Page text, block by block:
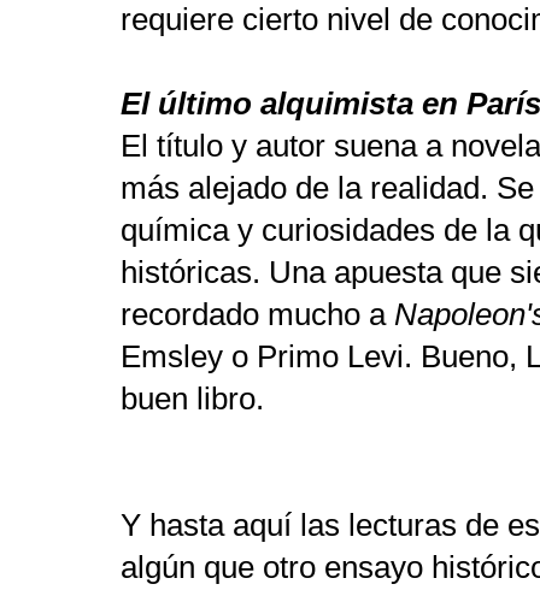
requiere cierto nivel de
El último alquimista en París
El título y autor suena a
más alejado de la realidad.
química y curiosidades de la
históricas. Una apuesta que
recordado mucho a
Emsley o Primo Levi. Bueno,
buen libro.
Y hasta aquí las lecturas de
algún que otro ensayo